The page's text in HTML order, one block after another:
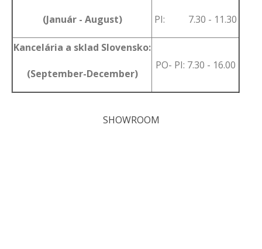
(Január - August) PI: 7.30 - 11.30
Kancelária a sklad Slovensko:
(September-December)
PO- PI: 7.30 - 16.00
SHOWROOM